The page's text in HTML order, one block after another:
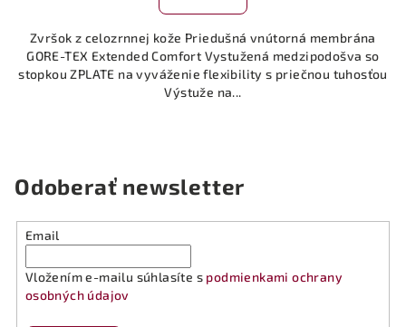
Zvršok z celozrnnej kože Priedušná vnútorná membrána
GORE-TEX Extended Comfort Vystužená medzipodošva so
stopkou ZPLATE na vyváženie flexibility s priečnou tuhosťou
Výstuže na...
Odoberať newsletter
Email
Vložením e-mailu súhlasíte s podmienkami ochrany
osobných údajov